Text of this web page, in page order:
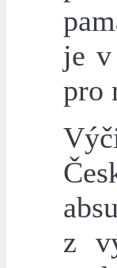
je
pro
z